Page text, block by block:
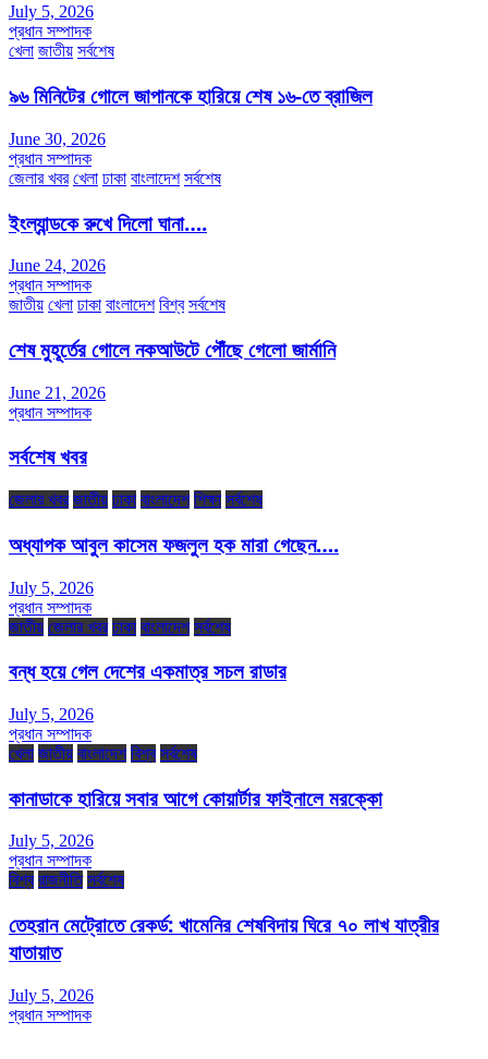
July 5, 2026
প্রধান সম্পাদক
খেলা জাতীয় সর্বশেষ
৯৬ মিনিটের গোলে জাপানকে হারিয়ে শেষ ১৬-তে ব্রাজিল
June 30, 2026
প্রধান সম্পাদক
জেলার খবর খেলা ঢাকা বাংলাদেশ সর্বশেষ
ইংল্যান্ডকে রুখে দিলো ঘানা….
June 24, 2026
প্রধান সম্পাদক
জাতীয় খেলা ঢাকা বাংলাদেশ বিশ্ব সর্বশেষ
শেষ মুহূর্তের গোলে নকআউটে পৌঁছে গেলো জার্মানি
June 21, 2026
প্রধান সম্পাদক
সর্বশেষ খবর
জেলার খবর জাতীয় ঢাকা বাংলাদেশ শিক্ষা সর্বশেষ
অধ্যাপক আবুল কাসেম ফজলুল হক মারা গেছেন….
July 5, 2026
প্রধান সম্পাদক
জাতীয় জেলার খবর ঢাকা বাংলাদেশ সর্বশেষ
বন্ধ হয়ে গেল দেশের একমাত্র সচল রাডার
July 5, 2026
প্রধান সম্পাদক
খেলা জাতীয় বাংলাদেশ বিশ্ব সর্বশেষ
কানাডাকে হারিয়ে সবার আগে কোয়ার্টার ফাইনালে মরক্কো
July 5, 2026
প্রধান সম্পাদক
বিশ্ব রাজনীতি সর্বশেষ
তেহরান মেট্রোতে রেকর্ড: খামেনির শেষবিদায় ঘিরে ৭০ লাখ যাত্রীর
যাতায়াত
July 5, 2026
প্রধান সম্পাদক